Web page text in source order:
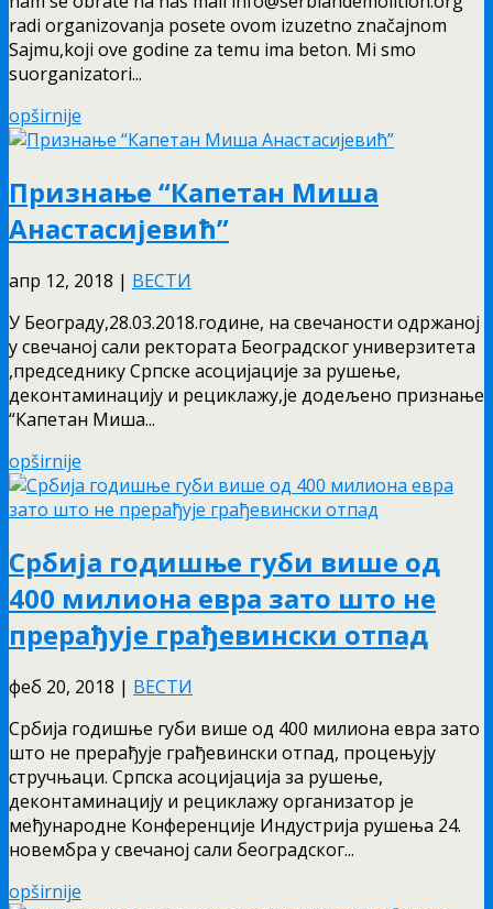
radi organizovanja posete ovom izuzetno značajnom
Sajmu,koji ove godine za temu ima beton. Mi smo
suorganizatori...
opširnije
Признање “Капетан Миша
Анастасијевић”
апр 12, 2018 | ВЕСТИ
У Београду,28.03.2018.године, на свечаности одржаној
у свечаној сали ректората Београдског универзитета
,председнику Српске асоцијације за рушење,
деконтаминацију и рециклажу,је додељено признање
“Капетан Миша...
opširnije
Србија годишње губи више од
400 милиона евра зато што не
прерађује грађевински отпад
феб 20, 2018 | ВЕСТИ
Србија годишње губи више од 400 милиона евра зато
што не прерађује грађевински отпад, процењују
стручњаци. Српска асоцијација за рушење,
деконтаминацију и рециклажу организатор је
међународне Конференције Индустрија рушења 24.
новембра у свечаној сали београдског...
opširnije